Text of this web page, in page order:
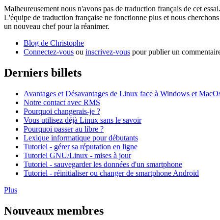
Malheureusement nous n'avons pas de traduction français de cet essai.
L'équipe de traduction française ne fonctionne plus et nous cherchons
un nouveau chef pour la réanimer.
Blog de Christophe
Connectez-vous ou inscrivez-vous pour publier un
Derniers billets
Avantages et Désavantages de Linux face à Windows et
Notre contact avec RMS
Pourquoi changerais-je ?
Vous utilisez déjà Linux sans le savoir
Pourquoi passer au libre ?
Lexique informatique pour débutants
Tutoriel - gérer sa réputation en ligne
Tutoriel GNU/Linux - mises à jour
Tutoriel - sauvegarder les données d'un smartphone
Tutoriel - réinitialiser ou changer de smartphone Android
Plus
Nouveaux membres